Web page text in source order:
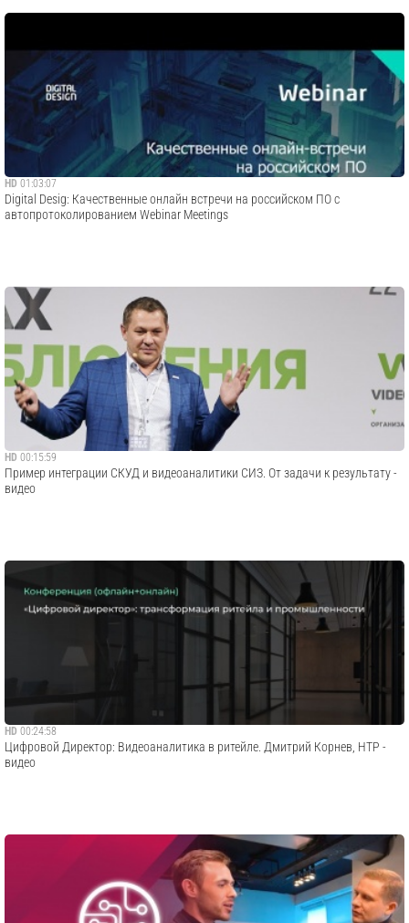
HD 01:03:07
Digital Desig: Качественные онлайн встречи на российском ПО с
автопротоколированием Webinar Meetings
HD 00:15:59
Пример интеграции СКУД и видеоаналитики СИЗ. От задачи к результату -
видео
HD 00:24:58
Цифровой Директор: Видеоаналитика в ритейле. Дмитрий Корнев, НТР -
видео